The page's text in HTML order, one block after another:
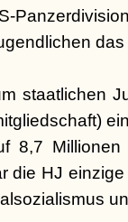
staatlichen
8,7 Millionen
die HJ